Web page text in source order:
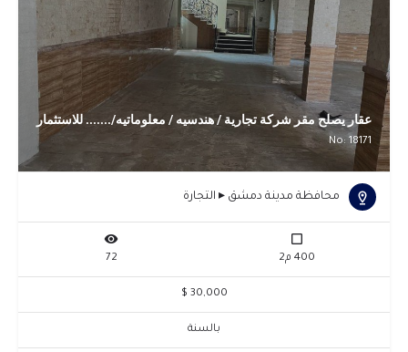
عقار يصلح مقر شركة تجارية / هندسيه / معلوماتيه/....... للاستثمار
No: 18171
محافظة مدينة دمشق ▸ التجارة
400 م2 72
30,000 $
بالسنة